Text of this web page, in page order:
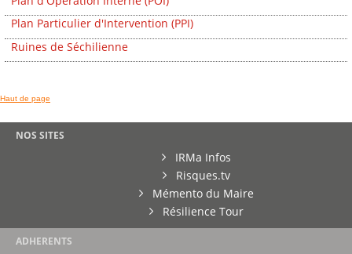
Plan Particulier d'Intervention (PPI)
Ruines de Séchilienne
Haut de page
NOS SITES
IRMa Infos
Risques.tv
Mémento du Maire
Résilience Tour
ADHERENTS